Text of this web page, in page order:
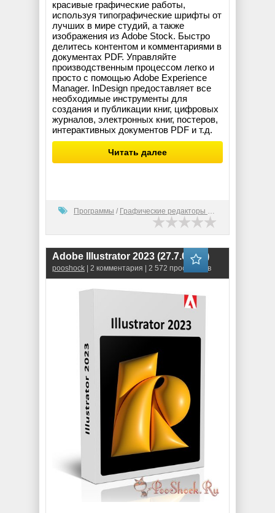
красивые графические работы,
используя типографические шрифты от
лучших в мире студий, а также
изображения из Adobe Stock. Быстро
делитесь контентом и комментариями в
документах PDF. Управляйте
производственным процессом легко и
просто с помощью Adobe Experience
Manager. InDesign предоставляет все
необходимые инструменты для
создания и публикации книг, цифровых
журналов, электронных книг, постеров,
интерактивных документов PDF и т.д.
Читать далее
Программы / Графические редакторы (2D)
Adobe Illustrator 2023 (27.7.0.421)
pooshock | 2 комментария | 2 572 просмотров